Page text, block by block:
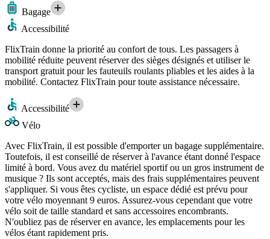
Bagage
Accessibilité
FlixTrain donne la priorité au confort de tous. Les passagers à
mobilité réduite peuvent réserver des sièges désignés et utiliser le
transport gratuit pour les fauteuils roulants pliables et les aides à la
mobilité. Contactez FlixTrain pour toute assistance nécessaire.
Accessibilité
Vélo
Avec FlixTrain, il est possible d'emporter un bagage supplémentaire.
Toutefois, il est conseillé de réserver à l'avance étant donné l'espace
limité à bord. Vous avez du matériel sportif ou un gros instrument de
musique ? Ils sont acceptés, mais des frais supplémentaires peuvent
s'appliquer. Si vous êtes cycliste, un espace dédié est prévu pour
votre vélo moyennant 9 euros. Assurez-vous cependant que votre
vélo soit de taille standard et sans accessoires encombrants.
N'oubliez pas de réserver en avance, les emplacements pour les
vélos étant rapidement pris.